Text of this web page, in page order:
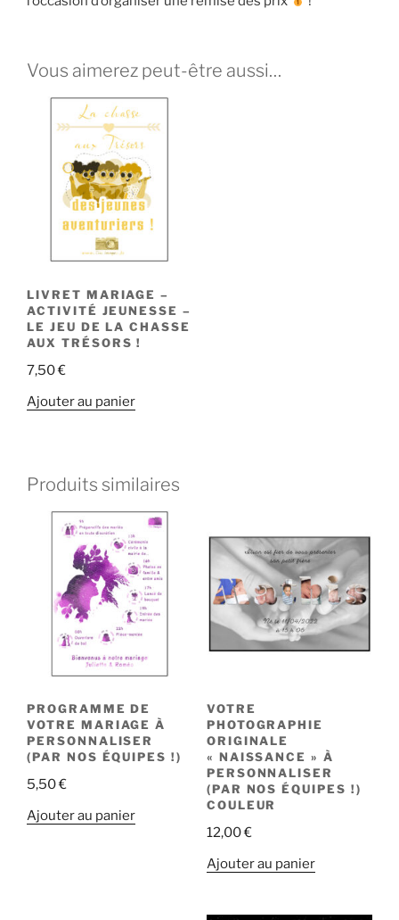
Vous aimerez peut-être aussi…
LIVRET MARIAGE –
ACTIVITÉ JEUNESSE –
LE JEU DE LA CHASSE
AUX TRÉSORS !
7,50€
Ajouter au panier
Produits similaires
PROGRAMME DE
VOTRE MARIAGE À
PERSONNALISER
(PAR NOS ÉQUIPES !)
5,50€
Ajouter au panier
VOTRE
PHOTOGRAPHIE
ORIGINALE
« NAISSANCE » À
PERSONNALISER
(PAR NOS ÉQUIPES !)
COULEUR
12,00€
Ajouter au panier